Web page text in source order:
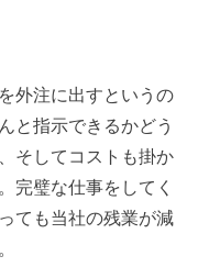
外注に出すというの
と指示できるかどう
そしてコストも掛か
完璧な仕事をしてく
ても当社の残業が減